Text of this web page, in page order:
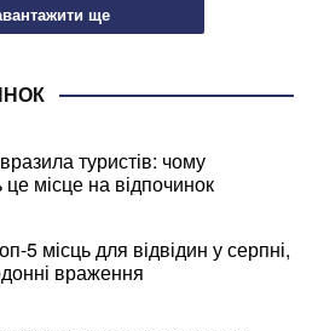
ще
туристів: чому
місце на відпочинок
5 місць для відвідин у серпні,
враження